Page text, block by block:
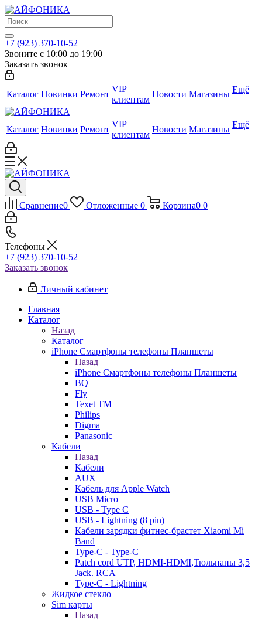
+7 (923) 370-10-52
Звоните с 10:00 до 19:00
Заказать звонок
Каталог Новинки Ремонт
VIP
клиентам
Новости Магазины Ещё
Каталог Новинки Ремонт
VIP
клиентам
Новости Магазины Ещё
Сравнение0 Отложенные 0 Корзина0 0
Телефоны
+7 (923) 370-10-52
Заказать звонок
Личный кабинет
Главная
Каталог
Назад
Каталог
iPhone Смартфоны телефоны Планшеты
Назад
iPhone Смартфоны телефоны Планшеты
BQ
Fly
Texet TM
Philips
Digma
Panasonic
Кабели
Назад
Кабели
AUX
Кабель для Apple Watch
USB Micro
USB - Type C
USB - Lightning (8 pin)
Кабели зарядки фитнес-брастет Xiaomi Mi
Band
Type-C - Type-C
Patch cord UTP, HDMI-HDMI,Тюльпаны 3,5
Jack. RCA
Type-C - Lightning
Жидкое стекло
Sim карты
Назад